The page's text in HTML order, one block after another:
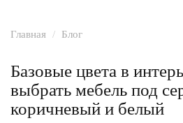
Главная Блог
Базовые цвета в
выбрать мебель под
коричневый и белый